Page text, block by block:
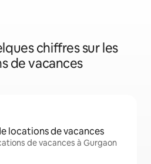
chiffres sur les
de vacances
locations de vacances
de vacances à Gurgaon